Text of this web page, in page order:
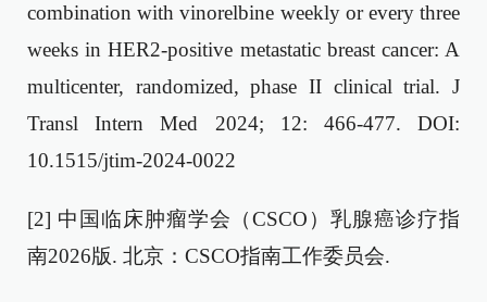
combination with vinorelbine weekly or every three
weeks in HER2-positive metastatic breast cancer: A
multicenter, randomized, phase II clinical trial. J
Transl Intern Med 2024; 12: 466-477. DOI:
10.1515/jtim-2024-0022
[2] 中国临床肿瘤学会（CSCO）乳腺癌诊疗指
南2026版. 北京：CSCO指南工作委员会.